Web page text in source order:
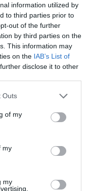
information utilized by
to third parties prior to
out of the further
by third parties on the
This information may
on the IAB’s List of
disclose it to other
one or more Google
You may click to
its third-party tags to
in below Google
Outs
of my
my
my
ΠΑΡΑΚΑΤΩ
Τα έθιμα, ο
του καιρού
τον Τσίπρα
με τη Λιβύη
και πώς θα βρείτε
Ελλάδα
Κανονικός